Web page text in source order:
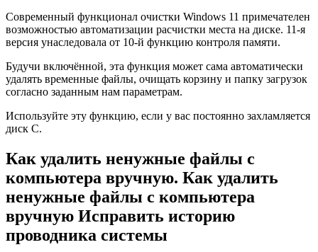
Современный функционал очистки Windows 11 примечателен
возможностью автоматизации расчистки места на диске. 11-я
версия унаследовала от 10-й функцию контроля памяти.
Будучи включённой, эта функция может сама автоматически
удалять временные файлы, очищать корзину и папку загрузок
согласно заданным нам параметрам.
Используйте эту функцию, если у вас постоянно захламляется
диск С.
Как удалить ненужные файлы с
компьютера вручную. Как удалить
ненужные файлы с компьютера
вручную Исправить историю
проводника системы